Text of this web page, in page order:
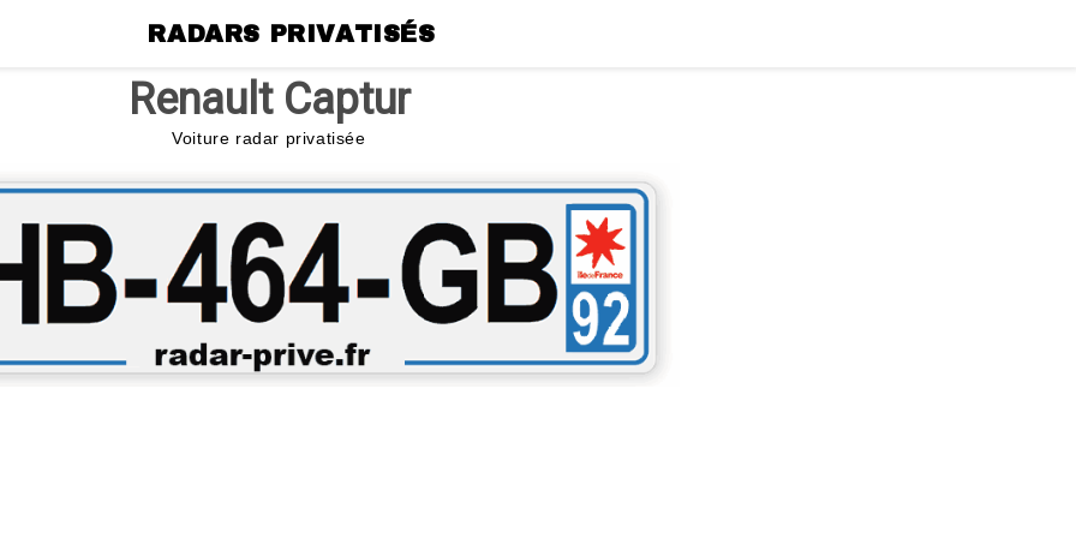
RADARS PRIVATISÉS
Renault Captur
Voiture radar privatisée